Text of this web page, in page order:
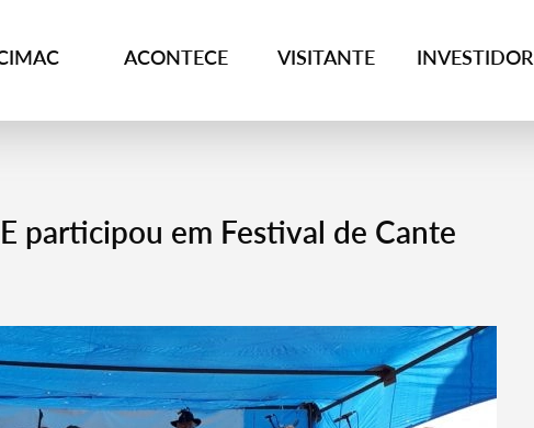
ACONTECE VISITANTE INVESTIDOR
participou em Festival de Cante